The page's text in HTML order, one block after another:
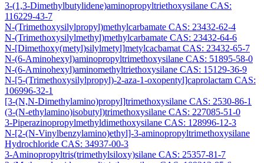
3-(1,3-Dimethylbutylidene)aminopropyltriethoxysilane CAS:
116229-43-7
N-(Trimethoxysilylpropyl)methylcarbamate CAS: 23432-62-4
N-(Trimethoxysilylmethyl)methylcarbamate CAS: 23432-64-6
N-[Dimethoxy(metyl)silylmetyl]metylcacbamat CAS: 23432-65-7
N-(6-Aminohexyl)aminopropyltrimethoxysilane CAS: 51895-58-0
N-(6-Aminohexyl)aminomethyltriethoxysilane CAS: 15129-36-9
N-[5-(Trimethoxysilylpropyl)-2-aza-1-oxopentyl]caprolactam CAS:
106996-32-1
[3-(N,N-Dimethylamino)propyl]trimethoxysilane CAS: 2530-86-1
(3-(N-ethylamino)isobutyl)trimethoxysilane CAS: 227085-51-0
3-Piperazinopropylmethyldimethoxysilane CAS: 128996-12-3
N-[2-(N-Vinylbenzylamino)ethyl]-3-aminopropyltrimethoxysilane
Hydrochloride CAS: 34937-00-3
3-Aminopropyltris(trimethylsiloxy)silane CAS: 25357-81-7